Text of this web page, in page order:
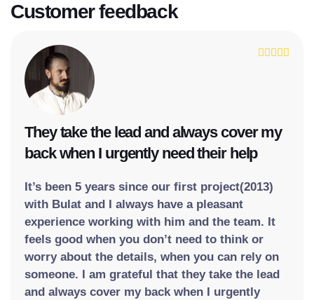
Customer feedback
They take the lead and always cover my
back when I urgently need their help
It’s been 5 years since our first project(2013)
with Bulat and I always have a pleasant
experience working with him and the team. It
feels good when you don’t need to think or
worry about the details, when you can rely on
someone. I am grateful that they take the lead
and always cover my back when I urgently